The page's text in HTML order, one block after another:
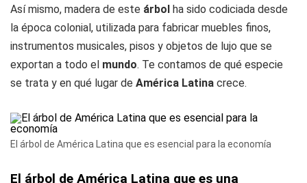
Así mismo, madera de este árbol ha sido codiciada desde
la época colonial, utilizada para fabricar muebles finos,
instrumentos musicales, pisos y objetos de lujo que se
exportan a todo el mundo. Te contamos de qué especie
se trata y en qué lugar de América Latina crece.
El árbol de América Latina que es esencial para la economía
El árbol de América Latina que es una